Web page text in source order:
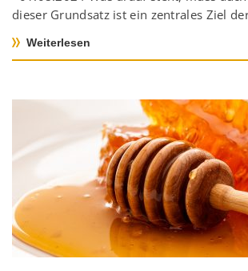
dieser Grundsatz ist ein zentrales Ziel
Weiterlesen